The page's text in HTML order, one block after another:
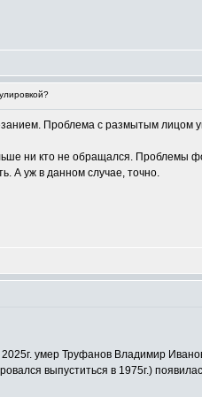
Проблема с размытым лицом
ни кто не обращался. Проблемы
А уж в данном случае, точно.
умер Труфанов Владимир
выпуститься в 1975г.)